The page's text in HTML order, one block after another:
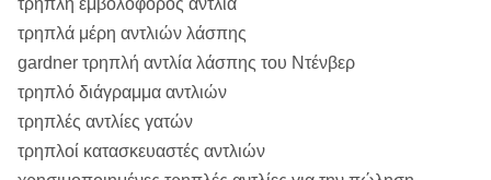
τρηπλή εμβολοφόρος αντλία
τρηπλά μέρη αντλιών λάσπης
gardner τρηπλή αντλία λάσπης του Ντένβερ
τρηπλό διάγραμμα αντλιών
τρηπλές αντλίες γατών
τρηπλοί κατασκευαστές αντλιών